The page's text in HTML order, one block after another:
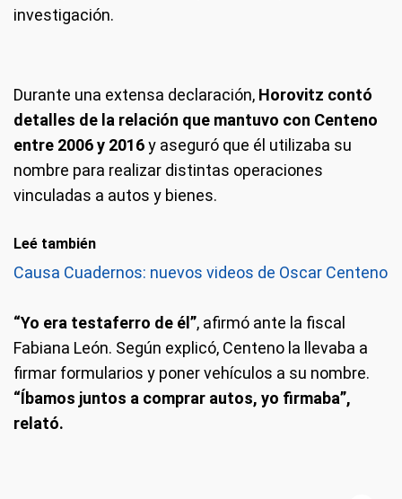
investigación.
Durante una extensa declaración, Horovitz contó
detalles de la relación que mantuvo con Centeno
entre 2006 y 2016y aseguró que él utilizaba su
nombre para realizar distintas operaciones
vinculadas a autos y bienes.
Leé también
Causa Cuadernos: nuevos videos de Oscar Centeno
“Yo era testaferro de él”, afirmó ante la fiscal
Fabiana León. Según explicó, Centeno la llevaba a
firmar formularios y poner vehículos a su nombre.
“Íbamos juntos a comprar autos, yo firmaba”,
relató.